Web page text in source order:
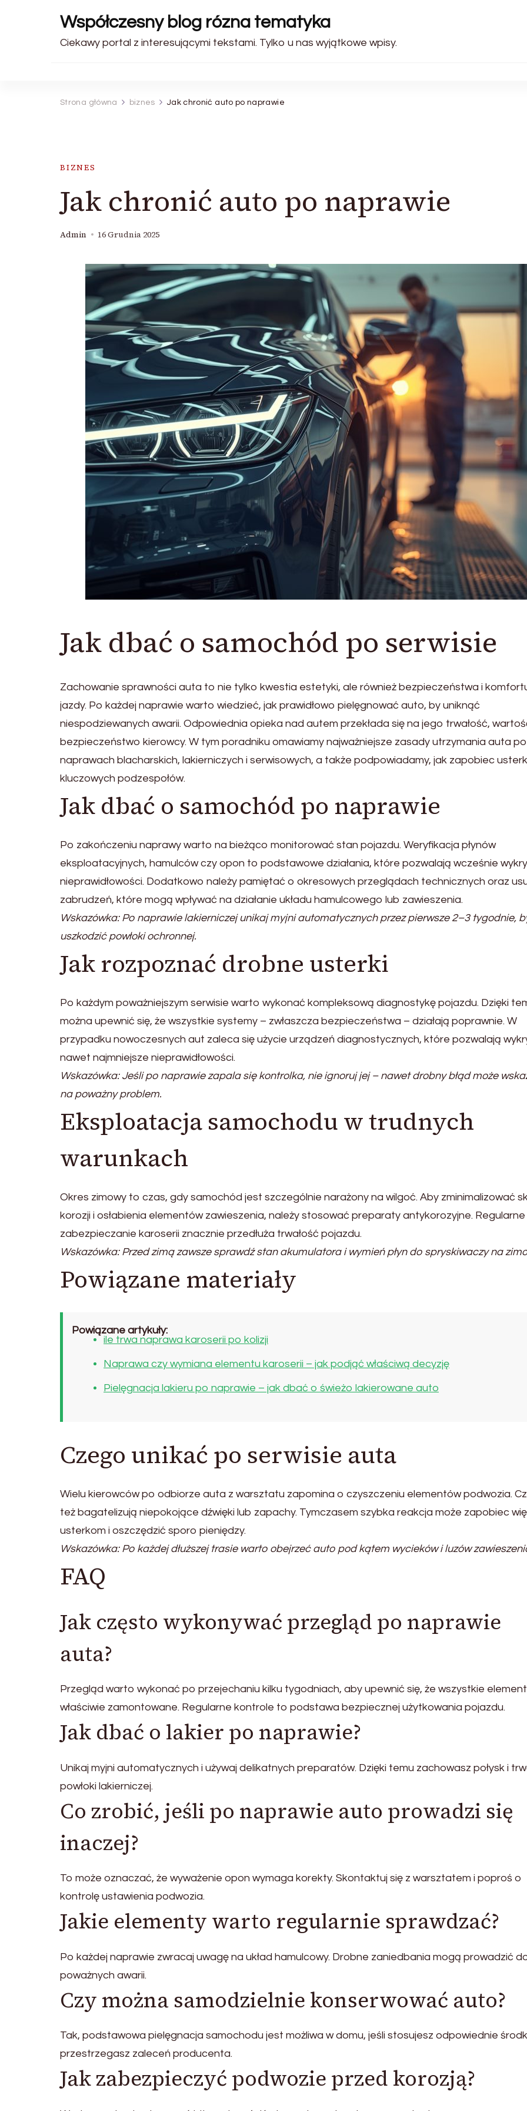
Współczesny blog rózna tematyka
Ciekawy portal z interesującymi tekstami. Tylko u nas wyjątkowe wpisy.
Strona główna biznes Jak chronić auto po naprawie
BIZNES
Jak chronić auto po naprawie
Admin 16 Grudnia 2025
Jak dbać o samochód po serwisie
Zachowanie sprawności auta to nie tylko kwestia estetyki, ale również bezpieczeństwa i
jazdy. Po każdej naprawie warto wiedzieć, jak prawidłowo pielęgnować auto, by uniknąć
niespodziewanych awarii. Odpowiednia opieka nad autem przekłada się na jego trwałość,
bezpieczeństwo kierowcy. W tym poradniku omawiamy najważniejsze zasady utrzymania auta po
naprawach blacharskich, lakierniczych i serwisowych, a także podpowiadamy, jak zapobiec
kluczowych podzespołów.
Jak dbać o samochód po naprawie
Po zakończeniu naprawy warto na bieżąco monitorować stan pojazdu. Weryfikacja płynów
eksploatacyjnych, hamulców czy opon to podstawowe działania, które pozwalają wcześnie
nieprawidłowości. Dodatkowo należy pamiętać o okresowych przeglądach technicznych oraz
zabrudzeń, które mogą wpływać na działanie układu hamulcowego lub zawieszenia.
Wskazówka: Po naprawie lakierniczej unikaj myjni automatycznych przez pierwsze 2–3 tygodnie,
uszkodzić powłoki ochronnej.
Jak rozpoznać drobne usterki
Po każdym poważniejszym serwisie warto wykonać kompleksową diagnostykę pojazdu. Dzięki
można upewnić się, że wszystkie systemy – zwłaszcza bezpieczeństwa – działają poprawnie. W
przypadku nowoczesnych aut zaleca się użycie urządzeń diagnostycznych, które pozwalają
nawet najmniejsze nieprawidłowości.
Wskazówka: Jeśli po naprawie zapala się kontrolka, nie ignoruj jej – nawet drobny błąd może
na poważny problem.
Eksploatacja samochodu w trudnych
warunkach
Okres zimowy to czas, gdy samochód jest szczególnie narażony na wilgoć. Aby zminimalizować
korozji i osłabienia elementów zawieszenia, należy stosować preparaty antykorozyjne. Regularne
zabezpieczanie karoserii znacznie przedłuża trwałość pojazdu.
Wskazówka: Przed zimą zawsze sprawdź stan akumulatora i wymień płyn do spryskiwaczy na
Powiązane materiały
Powiązane artykuły:
ile trwa naprawa karoserii po kolizji
Naprawa czy wymiana elementu karoserii – jak podjąć właściwą decyzję
Pielęgnacja lakieru po naprawie – jak dbać o świeżo lakierowane auto
Czego unikać po serwisie auta
Wielu kierowców po odbiorze auta z warsztatu zapomina o czyszczeniu elementów podwozia.
też bagatelizują niepokojące dźwięki lub zapachy. Tymczasem szybka reakcja może zapobiec
usterkom i oszczędzić sporo pieniędzy.
Wskazówka: Po każdej dłuższej trasie warto obejrzeć auto pod kątem wycieków i luzów
FAQ
Jak często wykonywać przegląd po naprawie
auta?
Przegląd warto wykonać po przejechaniu kilku tygodniach, aby upewnić się, że wszystkie
właściwie zamontowane. Regularne kontrole to podstawa bezpiecznej użytkowania pojazdu.
Jak dbać o lakier po naprawie?
Unikaj myjni automatycznych i używaj delikatnych preparatów. Dzięki temu zachowasz połysk i
powłoki lakierniczej.
Co zrobić, jeśli po naprawie auto prowadzi się
inaczej?
To może oznaczać, że wyważenie opon wymaga korekty. Skontaktuj się z warsztatem i poproś o
kontrolę ustawienia podwozia.
Jakie elementy warto regularnie sprawdzać?
Po każdej naprawie zwracaj uwagę na układ hamulcowy. Drobne zaniedbania mogą prowadzić
poważnych awarii.
Czy można samodzielnie konserwować auto?
Tak, podstawowa pielęgnacja samochodu jest możliwa w domu, jeśli stosujesz odpowiednie
przestrzegasz zaleceń producenta.
Jak zabezpieczyć podwozie przed korozją?